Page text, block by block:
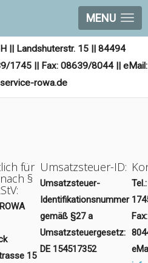
MENU
|| Landshuterstr. 15 || 84494
1745 || Fax: 08639/8044 || eMail:
rowa.de
für
§
15
Umsatzsteuer-ID:
Umsatzsteuer-
Identifikationsnummer
gemäß §27 a
Umsatzsteuergesetz:
DE 154517352